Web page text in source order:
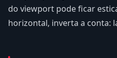
do viewport pode ficar
horizontal, inverta a conta: